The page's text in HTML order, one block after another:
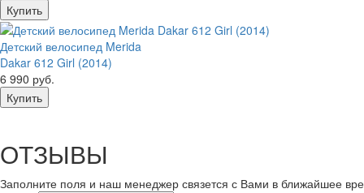
Детский велосипед Merida
Dakar 612 Girl (2014)
6 990 руб.
ОТЗЫВЫ
Заполните поля и наш менеджер связется с Вами в ближайшее